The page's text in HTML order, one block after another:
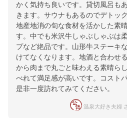
かく気持ち良いです。貸切風呂も
きます。サウナもあるのでデトッ
地産地消の旬な食材を活かした素
す。中でも米沢牛しゃぶしゃぶは
プなど絶品です。山形牛ステーキ
けてなくなります。地酒と合わせ
から肉まで丸ごと味わえる素晴ら
べれて満足感が高いです。コスト
是非一度訪れてみてください。
温泉大好き夫婦